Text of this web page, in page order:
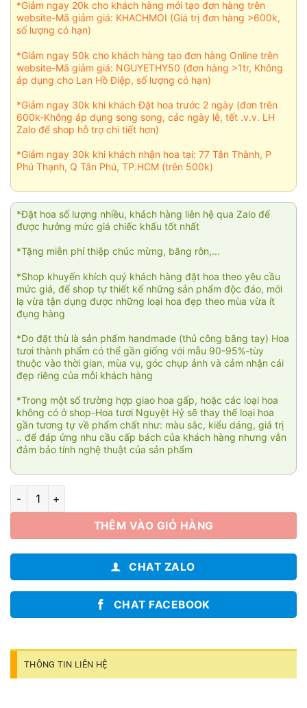
*Giảm ngay 20k cho khách hàng mới tạo đơn hàng trên
website-Mã giảm giá: KHACHMOI (Giá trị đơn hàng >600k,
số lượng có hạn)
*Giảm ngay 50k cho khách hàng tạo đơn hàng Online trên
website-Mã giảm giá: NGUYETHY50 (đơn hàng >1tr, Không
áp dụng cho Lan Hồ Điệp, số lượng có hạn)
*Giảm ngay 30k khi khách Đặt hoa trước 2 ngày (đơn trên
600k-Không áp dụng song song, các ngày lễ, tết .v.v. LH
Zalo để shop hỗ trợ chi tiết hơn)
*Giảm ngay 30k khi khách nhận hoa tại: 77 Tân Thành, P
Phú Thạnh, Q Tân Phú, TP.HCM (trên 500k)
*Đặt hoa số lượng nhiều, khách hàng liên hệ qua Zalo để
được hưởng mức giá chiếc khấu tốt nhất
*Tặng miễn phí thiệp chúc mừng, băng rôn,...
*Shop khuyến khích quý khách hàng đặt hoa theo yêu cầu
mức giá, để shop tự thiết kế những sản phẩm độc đáo, mới
lạ vừa tận dụng được những loại hoa đẹp theo mùa vừa ít
đụng hàng
*Do đặt thù là sản phẩm handmade (thủ công bằng tay) Hoa
tươi thành phẩm có thể gần giống với mẫu 90-95%-tùy
thuộc vào thời gian, mùa vụ, góc chụp ảnh và cảm nhận cái
đẹp riêng của mỗi khách hàng
*Trong một số trường hợp giao hoa gấp, hoặc các loại hoa
không có ở shop-Hoa tươi Nguyệt Hỷ sẽ thay thế loại hoa
gần tương tự về phẩm chất như: màu sắc, kiểu dáng, giá trị
.. để đáp ứng nhu cầu cấp bách của khách hàng nhưng vẫn
đảm bảo tính nghệ thuật của sản phẩm
Kính viếng số lượng
THÊM VÀO GIỎ HÀNG
CHAT ZALO
CHAT FACEBOOK
THÔNG TIN LIÊN HỆ